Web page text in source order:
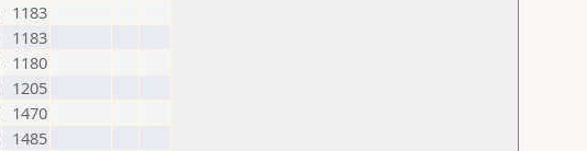
1183
1183
1180
1205
1470
1485